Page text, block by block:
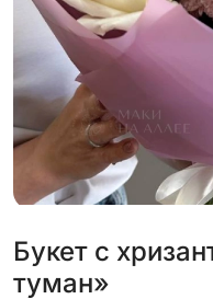
Букет с
туман»